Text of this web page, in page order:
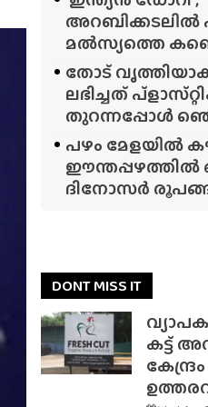
അറബിക്കടലിൽ
മൽസ്യത്തെ
തോട്
ലഭിച്ചത്
തുറന്നപ്പോൾ
പഴം മേളയിൽ
ഈന്തപ്പഴത്തിൽ
ദിനോസർ
DONT MISS IT
കട്ട്